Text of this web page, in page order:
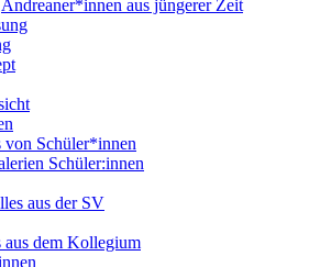
Andreaner*innen aus jüngerer Zeit
von Schüler*innen
Schüler:innen
aus der SV
aus dem Kollegium